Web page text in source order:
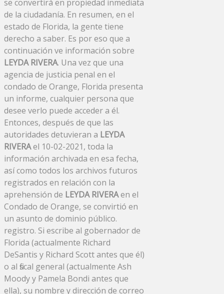
se convertirá en propiedad inmediata
de la ciudadanía. En resumen, en el
estado de Florida, la gente tiene
derecho a saber. Es por eso que a
continuación ve información sobre
LEYDA RIVERA. Una vez que una
agencia de justicia penal en el
condado de Orange, Florida presenta
un informe, cualquier persona que
desee verlo puede acceder a él.
Entonces, después de que las
autoridades detuvieran a LEYDA
RIVERAel 10-02-2021, toda la
información archivada en esa fecha,
así como todos los archivos futuros
registrados en relación con la
aprehensión de LEYDA RIVERAen el
Condado de Orange, se convirtió en
un asunto de dominio público.
registro. Si escribe al gobernador de
Florida (actualmente Richard
DeSantis y Richard Scott antes que él)
o al fiscal general (actualmente Ash
Moody y Pamela Bondi antes que
ella), su nombre y dirección de correo